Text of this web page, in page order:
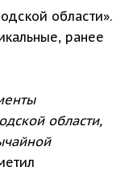
области».
ранее
области,